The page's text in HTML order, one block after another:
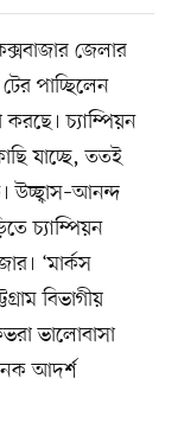
জেলার
পাচ্ছিলেন
চ্যাম্পিয়ন
যাচ্ছে, ততই
উচ্ছ্বাস–আনন্দ
চ্যাম্পিয়ন
‘মার্কস
বিভাগীয়
ভালোবাসা
আদর্শ